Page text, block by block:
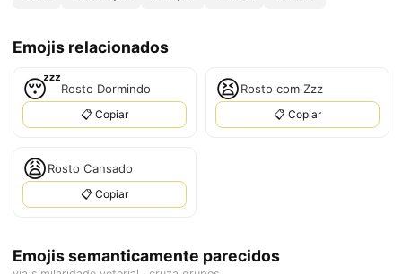
Emojis relacionados
😴Rosto Dormindo
📋 Copiar
😫Rosto com Zzz
📋 Copiar
😩Rosto Cansado
📋 Copiar
Emojis semanticamente parecidos